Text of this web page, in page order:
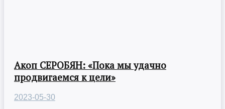
Акоп СЕРОБЯН: «Пока мы удачно
продвигаемся к цели»
2023-05-30